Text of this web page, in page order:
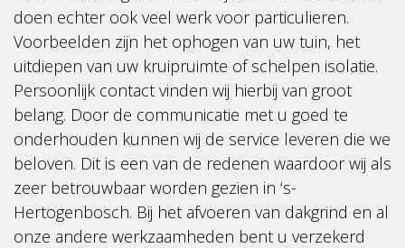
doen echter ook veel werk voor particulieren.
Voorbeelden zijn het ophogen van uw tuin, het
uitdiepen van uw kruipruimte of schelpen isolatie.
Persoonlijk contact vinden wij hierbij van groot
belang. Door de communicatie met u goed te
onderhouden kunnen wij de service leveren die we
beloven. Dit is een van de redenen waardoor wij als
zeer betrouwbaar worden gezien in ‘s-
Hertogenbosch. Bij het afvoeren van dakgrind en al
onze andere werkzaamheden bent u verzekerd